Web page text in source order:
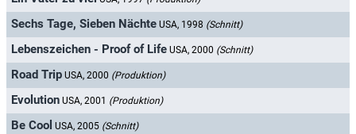
Sechs Tage, Sieben Nächte USA, 1998 (Schnitt)
Lebenszeichen - Proof of Life USA, 2000 (Schnitt)
Road Trip USA, 2000 (Produktion)
Evolution USA, 2001 (Produktion)
Be Cool USA, 2005 (Schnitt)